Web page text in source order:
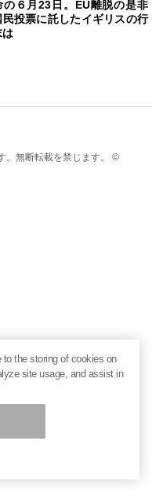
の６月23日。EU離脱の是非
民投票に託したイギリスの行
は
。無断転載を禁じます。 ©
to the storing of cookies on
site usage, and assist in